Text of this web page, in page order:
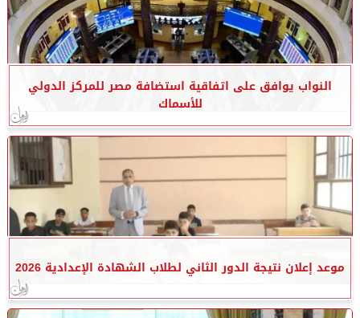
النواب يوافق على اتفاقية استضافة مصر للمركز الدولي
للأسماك
موعد إعلان نتيجة الدور الثاني لطلاب الشهادة الإعدادية 2026